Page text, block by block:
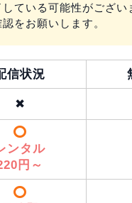
ている可能性がござ
をお願いします。
信状況
✖
ンタル
円～